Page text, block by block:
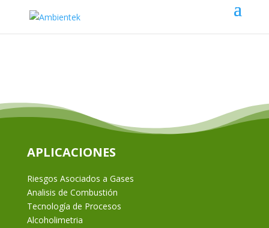
APLICACIONES
Riesgos Asociados a Gases
Analisis de Combustión
Tecnología de Procesos
Alcoholimetria